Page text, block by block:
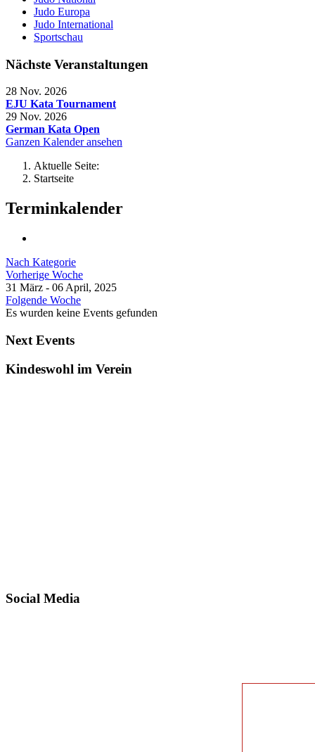
Judo Europa
Judo International
Sportschau
Nächste Veranstaltungen
28 Nov. 2026
EJU Kata Tournament
29 Nov. 2026
German Kata Open
Ganzen Kalender ansehen
Aktuelle Seite:
Startseite
Terminkalender
Nach Kategorie
Vorherige Woche
31 März - 06 April, 2025
Folgende Woche
Es wurden keine Events gefunden
Next Events
Kindeswohl im Verein
Social Media